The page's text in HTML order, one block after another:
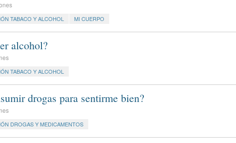
TABACO Y ALCOHOL MI CUERPO
alcohol?
TABACO Y ALCOHOL
drogas para sentirme bien?
DROGAS Y MEDICAMENTOS